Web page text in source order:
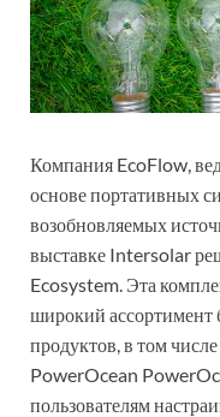
Компания EcoFlow,
основе портативных
возобновляемых
выставке Intersolar
Ecosystem. Эта
широкий ассортимент
продуктов, в том
PowerOcean
пользователям